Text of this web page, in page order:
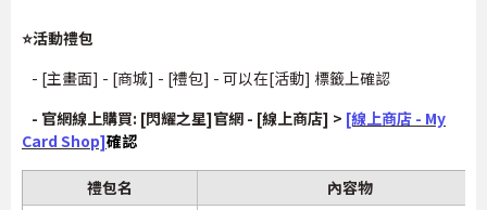
⭐活動禮包
- [主畫面] - [商城] - [禮包] - 可以在[活動] 標籤上確認
- 官網線上購買: [閃耀之星]官網 - [線上商店] > [線上商店 - My
Card Shop]確認
禮包名 內容物